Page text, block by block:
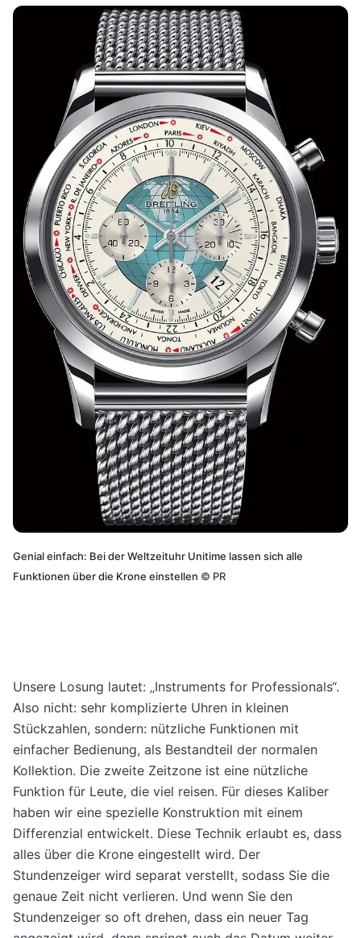
Genial einfach: Bei der Weltzeituhr Unitime lassen sich alle
Funktionen über die Krone einstellen © PR
Unsere Losung lautet: „Instruments for Professionals“.
Also nicht: sehr komplizierte Uhren in kleinen
Stückzahlen, sondern: nützliche Funktionen mit
einfacher Bedienung, als Bestandteil der normalen
Kollektion. Die zweite Zeitzone ist eine nützliche
Funktion für Leute, die viel reisen. Für dieses Kaliber
haben wir eine spezielle Konstruktion mit einem
Differenzial entwickelt. Diese Technik erlaubt es, dass
alles über die Krone eingestellt wird. Der
Stundenzeiger wird separat verstellt, sodass Sie die
genaue Zeit nicht verlieren. Und wenn Sie den
Stundenzeiger so oft drehen, dass ein neuer Tag